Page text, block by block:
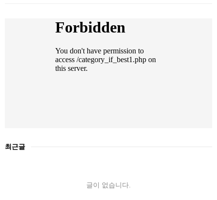
최근글
글이 없습니다.